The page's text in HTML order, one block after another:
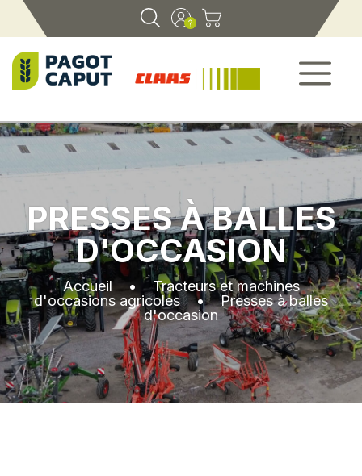
PRESSES À BALLES
D'OCCASION
Accueil•Tracteurs et machines
d'occasions agricoles•Presses à balles
d'occasion